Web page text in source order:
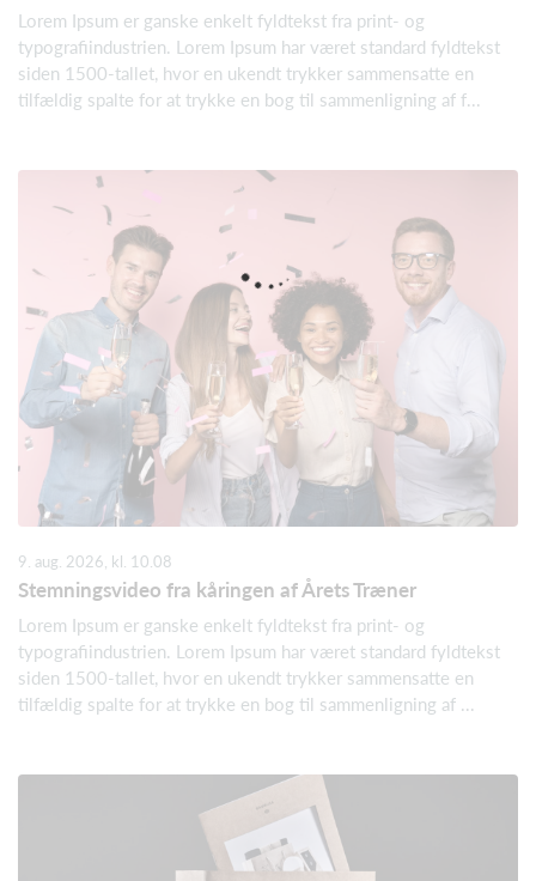
Lorem Ipsum er ganske enkelt fyldtekst fra print- og
typografiindustrien. Lorem Ipsum har været standard fyldtekst
siden 1500-tallet, hvor en ukendt trykker sammensatte en
tilfældig spalte for at trykke en bog til sammenligning af f...
9. aug. 2026, kl. 10.08
Stemningsvideo fra kåringen af Årets Træner
Lorem Ipsum er ganske enkelt fyldtekst fra print- og
typografiindustrien. Lorem Ipsum har været standard fyldtekst
siden 1500-tallet, hvor en ukendt trykker sammensatte en
tilfældig spalte for at trykke en bog til sammenligning af ...